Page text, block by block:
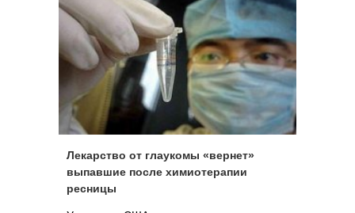
Лекарство от глаукомы «вернет»
выпавшие после химиотерапии
ресницы